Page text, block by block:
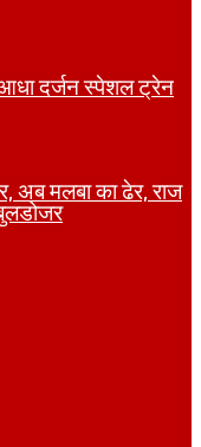
आधा दर्जन स्पेशल ट्रेन
अब मलबा का ढेर, राज